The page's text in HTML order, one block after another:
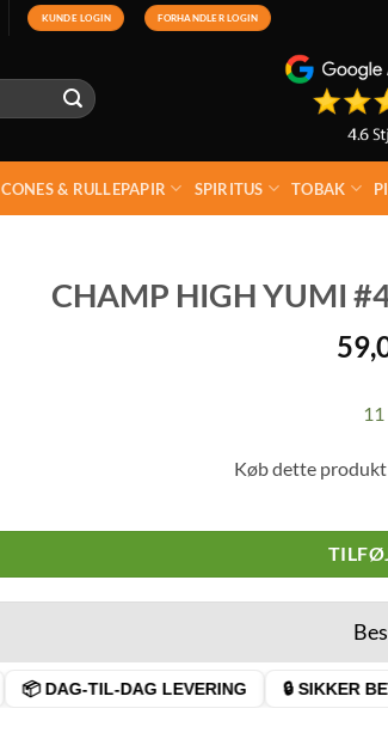
KUNDE LOGIN FORHANDLER LOGIN
CONES & RULLEPAPIR SPIRITUS TOBAK
CHAMP HIGH YUMI
Køb dette
📦 DAG-TIL-DAG LEVERING 🔒 SIKKER